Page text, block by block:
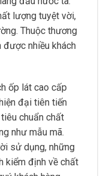
lượng tuyệt vời,
Thuộc thương
được nhiều khách
ốp lát cao cấp
đại tiên tiến
chuẩn chất
như mẫu mã.
sử dụng, những
kiểm định về chất